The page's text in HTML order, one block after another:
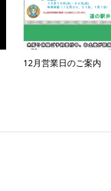
12月営業日のご案内